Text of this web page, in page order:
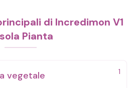
di Incredimon V1
Pianta
1
vegetale